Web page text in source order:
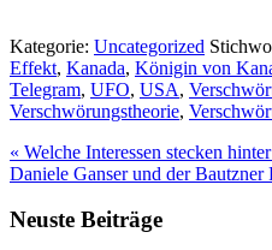
Kategorie: Uncategorized
Effekt, Kanada, Königin von
Telegram, UFO, USA,
Verschwörungstheorie,
Vorheriger
Beitrag:
« Welche Interessen stecken
Nächster
Daniele Ganser und der Bautzner
Seitenspalte
Neuste Beiträge